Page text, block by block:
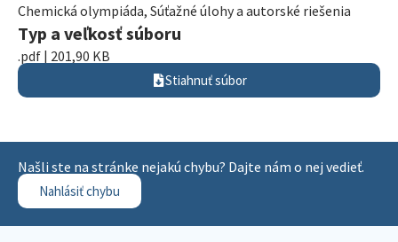
Chemická olympiáda, Súťažné úlohy a autorské riešenia
Typ a veľkosť súboru
.pdf | 201,90 KB
Stiahnuť súbor
Našli ste na stránke nejakú chybu? Dajte nám o nej vedieť.
Nahlásiť chybu